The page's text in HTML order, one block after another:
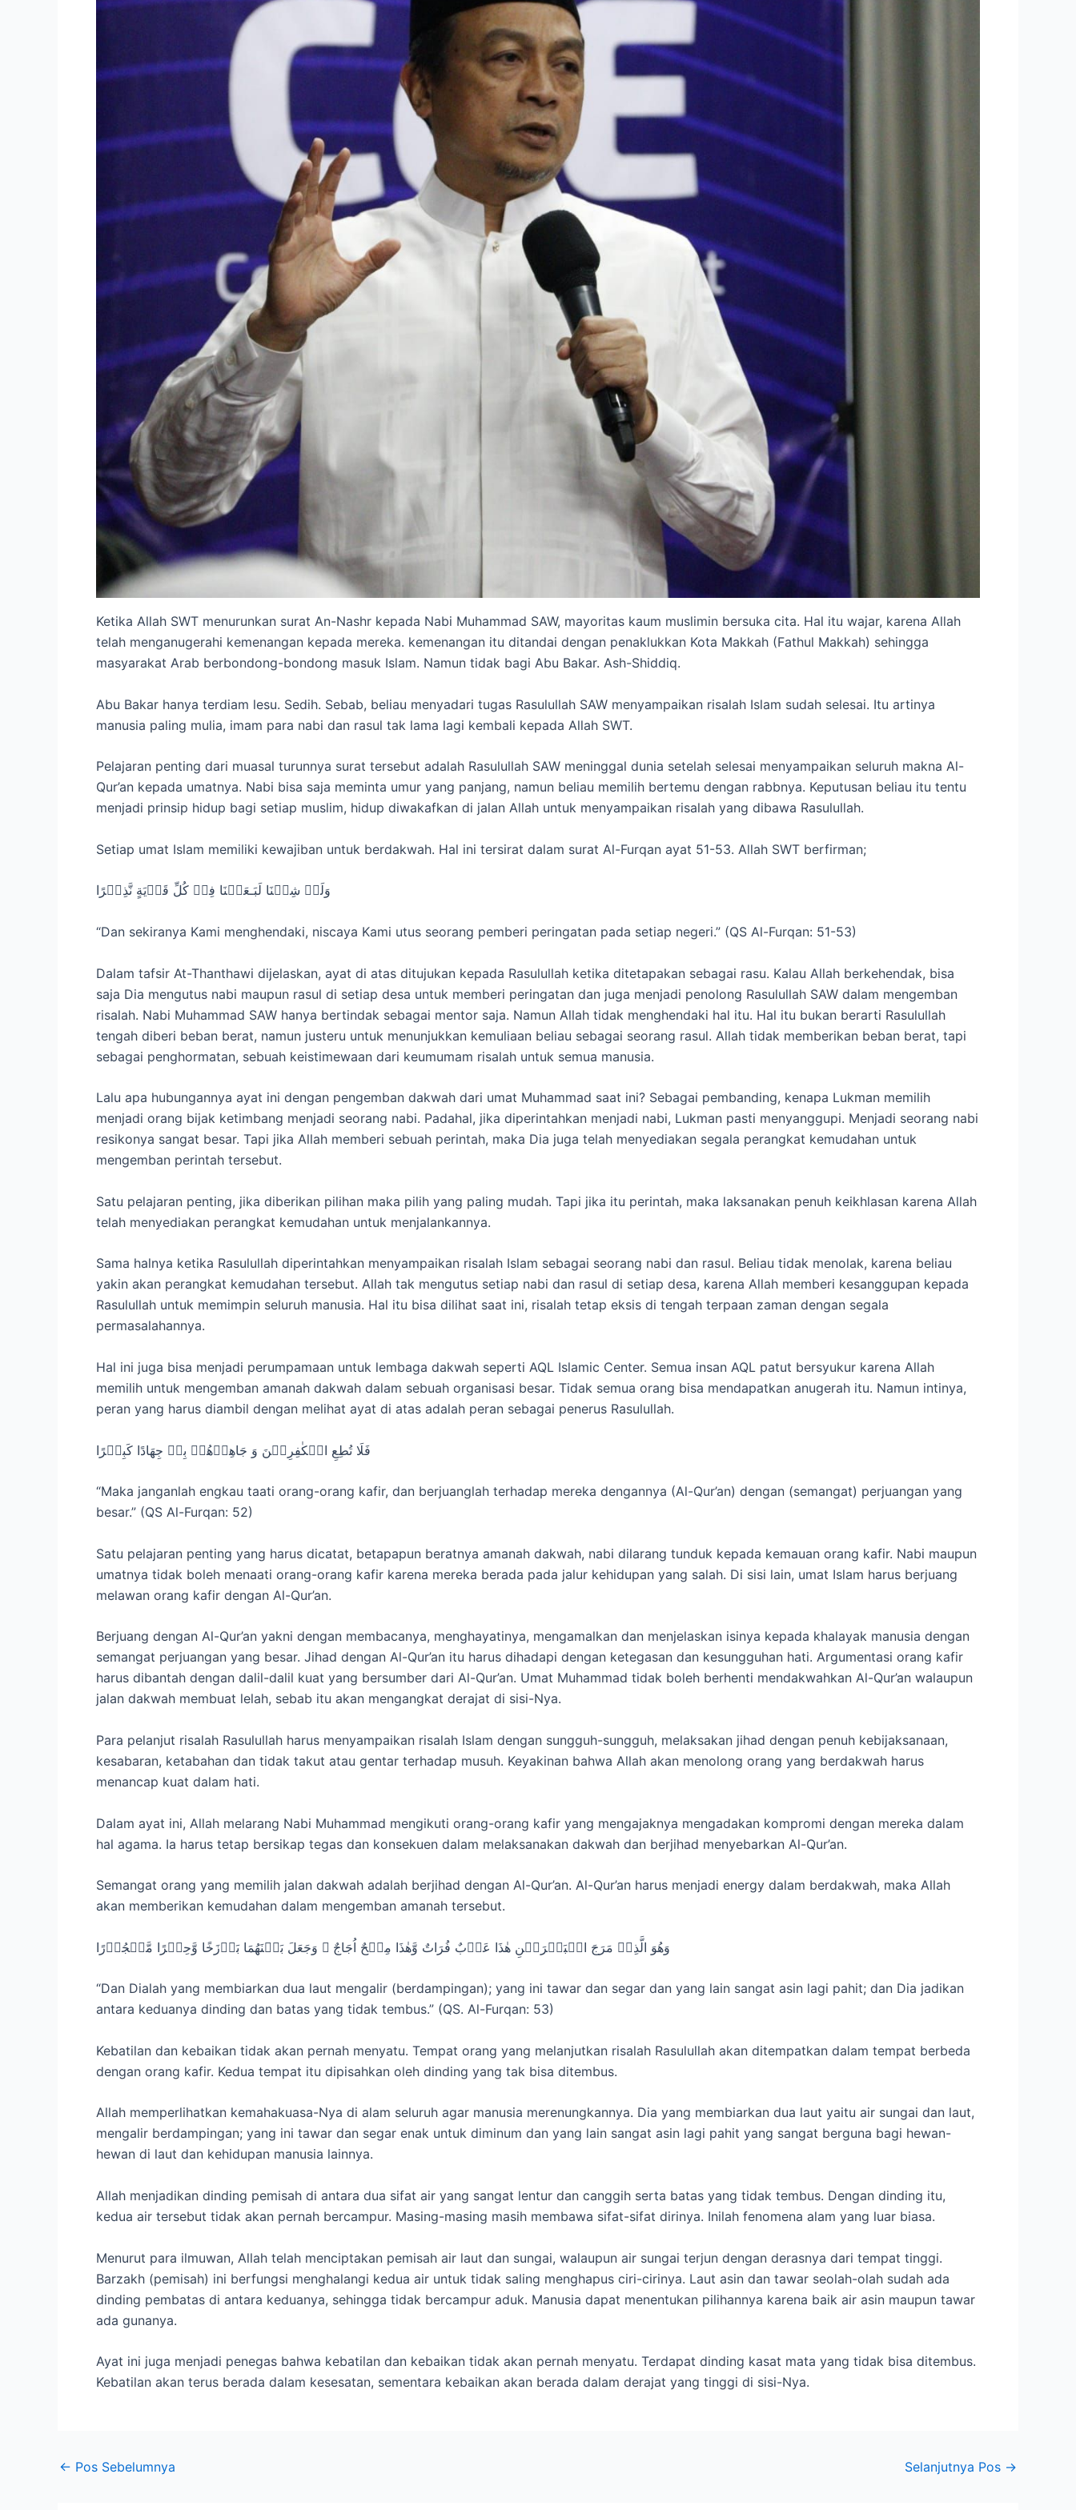
Ketika Allah SWT menurunkan surat An-Nashr kepada Nabi Muhammad SAW, mayoritas kaum muslimin bersuka cita. Hal itu wajar, karena Allah
telah menganugerahi kemenangan kepada mereka. kemenangan itu ditandai dengan penaklukkan Kota Makkah (Fathul Makkah) sehingga
masyarakat Arab berbondong-bondong masuk Islam. Namun tidak bagi Abu Bakar. Ash-Shiddiq.
Abu Bakar hanya terdiam lesu. Sedih. Sebab, beliau menyadari tugas Rasulullah SAW menyampaikan risalah Islam sudah selesai. Itu artinya
manusia paling mulia, imam para nabi dan rasul tak lama lagi kembali kepada Allah SWT.
Pelajaran penting dari muasal turunnya surat tersebut adalah Rasulullah SAW meninggal dunia setelah selesai menyampaikan seluruh makna Al-
Qur’an kepada umatnya. Nabi bisa saja meminta umur yang panjang, namun beliau memilih bertemu dengan rabbnya. Keputusan beliau itu tentu
menjadi prinsip hidup bagi setiap muslim, hidup diwakafkan di jalan Allah untuk menyampaikan risalah yang dibawa Rasulullah.
Setiap umat Islam memiliki kewajiban untuk berdakwah. Hal ini tersirat dalam surat Al-Furqan ayat 51-53. Allah SWT berfirman;
وَلَوۡ شِئۡنَا لَبَـعَثۡنَا فِىۡ كُلِّ قَرۡيَةٍ نَّذِيۡرًا
“Dan sekiranya Kami menghendaki, niscaya Kami utus seorang pemberi peringatan pada setiap negeri.” (QS Al-Furqan: 51-53)
Dalam tafsir At-Thanthawi dijelaskan, ayat di atas ditujukan kepada Rasulullah ketika ditetapakan sebagai rasu. Kalau Allah berkehendak, bisa
saja Dia mengutus nabi maupun rasul di setiap desa untuk memberi peringatan dan juga menjadi penolong Rasulullah SAW dalam mengemban
risalah. Nabi Muhammad SAW hanya bertindak sebagai mentor saja. Namun Allah tidak menghendaki hal itu. Hal itu bukan berarti Rasulullah
tengah diberi beban berat, namun justeru untuk menunjukkan kemuliaan beliau sebagai seorang rasul. Allah tidak memberikan beban berat, tapi
sebagai penghormatan, sebuah keistimewaan dari keumumam risalah untuk semua manusia.
Lalu apa hubungannya ayat ini dengan pengemban dakwah dari umat Muhammad saat ini? Sebagai pembanding, kenapa Lukman memilih
menjadi orang bijak ketimbang menjadi seorang nabi. Padahal, jika diperintahkan menjadi nabi, Lukman pasti menyanggupi. Menjadi seorang nabi
resikonya sangat besar. Tapi jika Allah memberi sebuah perintah, maka Dia juga telah menyediakan segala perangkat kemudahan untuk
mengemban perintah tersebut.
Satu pelajaran penting, jika diberikan pilihan maka pilih yang paling mudah. Tapi jika itu perintah, maka laksanakan penuh keikhlasan karena Allah
telah menyediakan perangkat kemudahan untuk menjalankannya.
Sama halnya ketika Rasulullah diperintahkan menyampaikan risalah Islam sebagai seorang nabi dan rasul. Beliau tidak menolak, karena beliau
yakin akan perangkat kemudahan tersebut. Allah tak mengutus setiap nabi dan rasul di setiap desa, karena Allah memberi kesanggupan kepada
Rasulullah untuk memimpin seluruh manusia. Hal itu bisa dilihat saat ini, risalah tetap eksis di tengah terpaan zaman dengan segala
permasalahannya.
Hal ini juga bisa menjadi perumpamaan untuk lembaga dakwah seperti AQL Islamic Center. Semua insan AQL patut bersyukur karena Allah
memilih untuk mengemban amanah dakwah dalam sebuah organisasi besar. Tidak semua orang bisa mendapatkan anugerah itu. Namun intinya,
peran yang harus diambil dengan melihat ayat di atas adalah peran sebagai penerus Rasulullah.
فَلَا تُطِعِ الۡكٰفِرِيۡنَ وَ جَاهِدۡهُمۡ بِهٖ جِهَادًا كَبِيۡرًا‏
“Maka janganlah engkau taati orang-orang kafir, dan berjuanglah terhadap mereka dengannya (Al-Qur’an) dengan (semangat) perjuangan yang
besar.” (QS Al-Furqan: 52)
Satu pelajaran penting yang harus dicatat, betapapun beratnya amanah dakwah, nabi dilarang tunduk kepada kemauan orang kafir. Nabi maupun
umatnya tidak boleh menaati orang-orang kafir karena mereka berada pada jalur kehidupan yang salah. Di sisi lain, umat Islam harus berjuang
melawan orang kafir dengan Al-Qur’an.
Berjuang dengan Al-Qur’an yakni dengan membacanya, menghayatinya, mengamalkan dan menjelaskan isinya kepada khalayak manusia dengan
semangat perjuangan yang besar. Jihad dengan Al-Qur’an itu harus dihadapi dengan ketegasan dan kesungguhan hati. Argumentasi orang kafir
harus dibantah dengan dalil-dalil kuat yang bersumber dari Al-Qur’an. Umat Muhammad tidak boleh berhenti mendakwahkan Al-Qur’an walaupun
jalan dakwah membuat lelah, sebab itu akan mengangkat derajat di sisi-Nya.
Para pelanjut risalah Rasulullah harus menyampaikan risalah Islam dengan sungguh-sungguh, melaksakan jihad dengan penuh kebijaksanaan,
kesabaran, ketabahan dan tidak takut atau gentar terhadap musuh. Keyakinan bahwa Allah akan menolong orang yang berdakwah harus
menancap kuat dalam hati.
Dalam ayat ini, Allah melarang Nabi Muhammad mengikuti orang-orang kafir yang mengajaknya mengadakan kompromi dengan mereka dalam
hal agama. Ia harus tetap bersikap tegas dan konsekuen dalam melaksanakan dakwah dan berjihad menyebarkan Al-Qur’an.
Semangat orang yang memilih jalan dakwah adalah berjihad dengan Al-Qur’an. Al-Qur’an harus menjadi energy dalam berdakwah, maka Allah
akan memberikan kemudahan dalam mengemban amanah tersebut.
وَهُوَ الَّذِىۡ مَرَجَ الۡبَحۡرَيۡنِ هٰذَا عَذۡبٌ فُرَاتٌ وَّهٰذَا مِلۡحٌ‌ اُجَاجٌ ۚ وَجَعَلَ بَيۡنَهُمَا بَرۡزَخًا وَّحِجۡرًا مَّحۡجُوۡرًا
“Dan Dialah yang membiarkan dua laut mengalir (berdampingan); yang ini tawar dan segar dan yang lain sangat asin lagi pahit; dan Dia jadikan
antara keduanya dinding dan batas yang tidak tembus.” (QS. Al-Furqan: 53)
Kebatilan dan kebaikan tidak akan pernah menyatu. Tempat orang yang melanjutkan risalah Rasulullah akan ditempatkan dalam tempat berbeda
dengan orang kafir. Kedua tempat itu dipisahkan oleh dinding yang tak bisa ditembus.
Allah memperlihatkan kemahakuasa-Nya di alam seluruh agar manusia merenungkannya. Dia yang membiarkan dua laut yaitu air sungai dan laut,
mengalir berdampingan; yang ini tawar dan segar enak untuk diminum dan yang lain sangat asin lagi pahit yang sangat berguna bagi hewan-
hewan di laut dan kehidupan manusia lainnya.
Allah menjadikan dinding pemisah di antara dua sifat air yang sangat lentur dan canggih serta batas yang tidak tembus. Dengan dinding itu,
kedua air tersebut tidak akan pernah bercampur. Masing-masing masih membawa sifat-sifat dirinya. Inilah fenomena alam yang luar biasa.
Menurut para ilmuwan, Allah telah menciptakan pemisah air laut dan sungai, walaupun air sungai terjun dengan derasnya dari tempat tinggi.
Barzakh (pemisah) ini berfungsi menghalangi kedua air untuk tidak saling menghapus ciri-cirinya. Laut asin dan tawar seolah-olah sudah ada
dinding pembatas di antara keduanya, sehingga tidak bercampur aduk. Manusia dapat menentukan pilihannya karena baik air asin maupun tawar
ada gunanya.
Ayat ini juga menjadi penegas bahwa kebatilan dan kebaikan tidak akan pernah menyatu. Terdapat dinding kasat mata yang tidak bisa ditembus.
Kebatilan akan terus berada dalam kesesatan, sementara kebaikan akan berada dalam derajat yang tinggi di sisi-Nya.
← Pos Sebelumnya Selanjutnya Pos →